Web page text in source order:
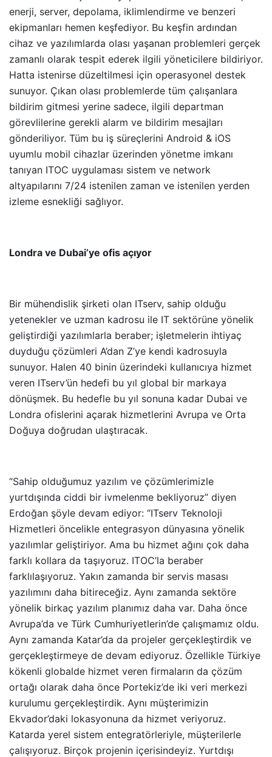
enerji, server, depolama, iklimlendirme ve benzeri
ekipmanları hemen keşfediyor. Bu keşfin ardından
cihaz ve yazılımlarda olası yaşanan problemleri gerçek
zamanlı olarak tespit ederek ilgili yöneticilere bildiriyor.
Hatta istenirse düzeltilmesi için operasyonel destek
sunuyor. Çıkan olası problemlerde tüm çalışanlara
bildirim gitmesi yerine sadece, ilgili departman
görevlilerine gerekli alarm ve bildirim mesajları
gönderiliyor. Tüm bu iş süreçlerini Android & iOS
uyumlu mobil cihazlar üzerinden yönetme imkanı
tanıyan ITOC uygulaması sistem ve network
altyapılarını 7/24 istenilen zaman ve istenilen yerden
izleme esnekliği sağlıyor.
Londra ve Dubai’ye ofis açıyor
Bir mühendislik şirketi olan ITserv, sahip olduğu
yetenekler ve uzman kadrosu ile IT sektörüne yönelik
geliştirdiği yazılımlarla beraber; işletmelerin ihtiyaç
duyduğu çözümleri A’dan Z’ye kendi kadrosuyla
sunuyor. Halen 40 binin üzerindeki kullanıcıya hizmet
veren ITserv’ün hedefi bu yıl global bir markaya
dönüşmek. Bu hedefle bu yıl sonuna kadar Dubai ve
Londra ofislerini açarak hizmetlerini Avrupa ve Orta
Doğuya doğrudan ulaştıracak.
“Sahip olduğumuz yazılım ve çözümlerimizle
yurtdışında ciddi bir ivmelenme bekliyoruz” diyen
Erdoğan şöyle devam ediyor: “ITserv Teknoloji
Hizmetleri öncelikle entegrasyon dünyasına yönelik
yazılımlar geliştiriyor. Ama bu hizmet ağını çok daha
farklı kollara da taşıyoruz. ITOC’la beraber
farklılaşıyoruz. Yakın zamanda bir servis masası
yazılımını daha bitireceğiz. Aynı zamanda sektöre
yönelik birkaç yazılım planımız daha var. Daha önce
Avrupa’da ve Türk Cumhuriyetlerin’de çalışmamız oldu.
Aynı zamanda Katar’da da projeler gerçekleştirdik ve
gerçekleştirmeye de devam ediyoruz. Özellikle Türkiye
kökenli globalde hizmet veren firmaların da çözüm
ortağı olarak daha önce Portekiz’de iki veri merkezi
kurulumu gerçekleştirdik. Aynı müşterimizin
Ekvador’daki lokasyonuna da hizmet veriyoruz.
Katarda yerel sistem entegratörleriyle, müşterilerle
çalışıyoruz. Birçok projenin içerisindeyiz. Yurtdışı